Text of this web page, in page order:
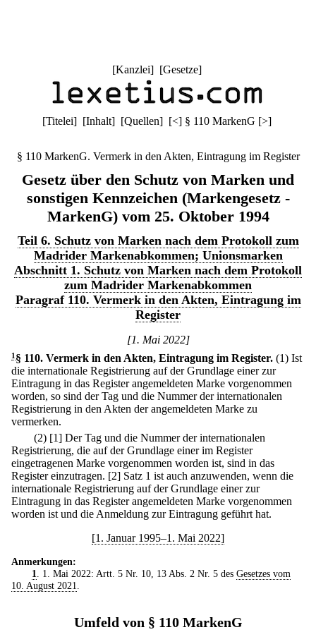
[Kanzlei] [Gesetze]
[Titelei] [Inhalt] [Quellen] [<] § 110 MarkenG [>]
§ 110 MarkenG. Vermerk in den Akten, Eintragung im Register
Gesetz über den Schutz von Marken und
sonstigen Kennzeichen (Markengesetz -
MarkenG) vom 25. Oktober 1994
Teil 6. Schutz von Marken nach dem Protokoll zum
Madrider Markenabkommen; Unionsmarken
Abschnitt 1. Schutz von Marken nach dem Protokoll
zum Madrider Markenabkommen
Paragraf 110. Vermerk in den Akten, Eintragung im
Register
[1. Mai 2022]
1 § 110. Vermerk in den Akten, Eintragung im Register. (1) Ist
die internationale Registrierung auf der Grundlage einer zur
Eintragung in das Register angemeldeten Marke vorgenommen
worden, so sind der Tag und die Nummer der internationalen
Registrierung in den Akten der angemeldeten Marke zu
vermerken.
(2) [1] Der Tag und die Nummer der internationalen
Registrierung, die auf der Grundlage einer im Register
eingetragenen Marke vorgenommen worden ist, sind in das
Register einzutragen. [2] Satz 1 ist auch anzuwenden, wenn die
internationale Registrierung auf der Grundlage einer zur
Eintragung in das Register angemeldeten Marke vorgenommen
worden ist und die Anmeldung zur Eintragung geführt hat.
[1. Januar 1995–1. Mai 2022]
Anmerkungen:
1. 1. Mai 2022: Artt. 5 Nr. 10, 13 Abs. 2 Nr. 5 des Gesetzes vom
10. August 2021.
Umfeld von § 110 MarkenG